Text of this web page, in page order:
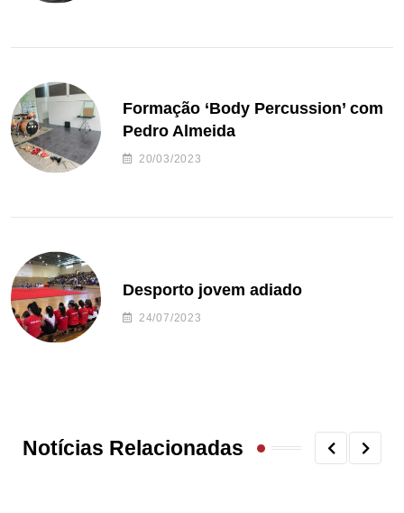
Formação ‘Body Percussion’ com
Pedro Almeida
20/03/2023
Desporto jovem adiado
24/07/2023
Notícias Relacionadas